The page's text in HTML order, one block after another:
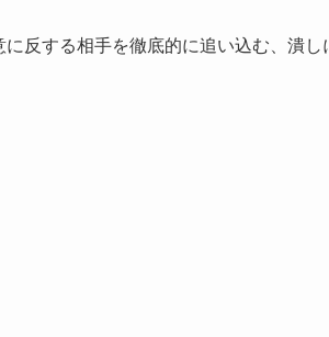
反する相手を徹底的に追い込む、潰